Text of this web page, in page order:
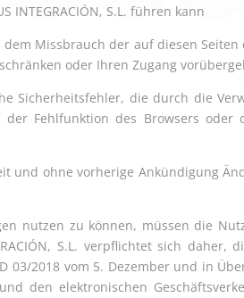
INTEGRACIÓN, S.L. führen kann
dem Missbrauch der auf diesen
oder Ihren Zugang
Sicherheitsfehler, die durch die
Fehlfunktion des Browsers
und ohne vorherige Ankündigung
zu können, müssen die
S.L. verpflichtet sich
03/2018 vom 5. Dezember und in
den elektronischen